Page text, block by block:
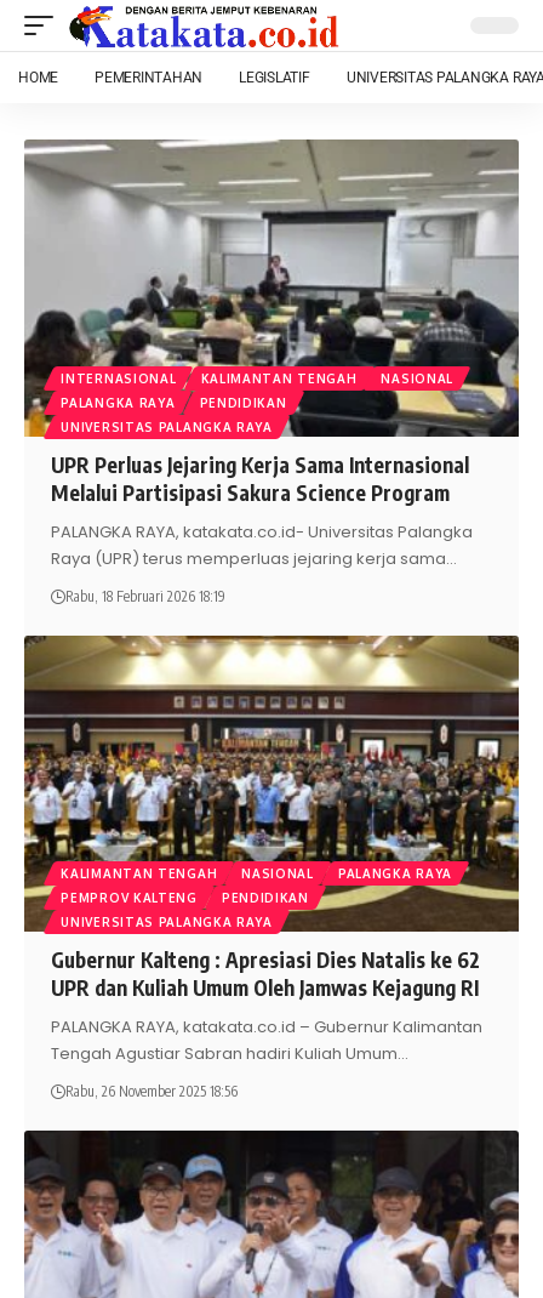
HOME PEMERINTAHAN LEGISLATIF UNIVERSITAS PALANGKA
INTERNASIONAL KALIMANTAN TENGAH
NASIONAL
PALANGKA RAYA
PENDIDIKAN
UNIVERSITAS PALANGKA RAYA
UPR Perluas Jejaring Kerja Sama Internasional
Melalui Partisipasi Sakura Science Program
PALANGKA RAYA, katakata.co.id- Universitas Palangka
Raya (UPR) terus memperluas jejaring kerja sama…
Rabu, 18 Februari 2026 18:19
KALIMANTAN TENGAH NASIONAL
PALANGKA RAYA
PEMPROV KALTENG
PENDIDIKAN
UNIVERSITAS PALANGKA RAYA
Gubernur Kalteng : Apresiasi Dies Natalis ke 62
UPR dan Kuliah Umum Oleh Jamwas Kejagung RI
PALANGKA RAYA, katakata.co.id – Gubernur Kalimantan
Tengah Agustiar Sabran hadiri Kuliah Umum…
Rabu, 26 November 2025 18:56